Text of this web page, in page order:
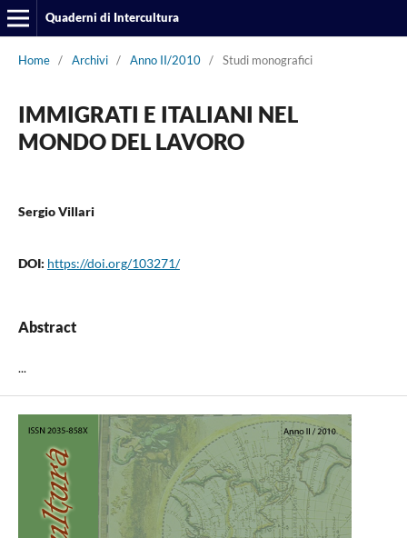
Quaderni di Intercultura
Home / Archivi / Anno II/2010 / Studi monografici
IMMIGRATI E ITALIANI NEL
MONDO DEL LAVORO
Sergio Villari
DOI: https://doi.org/103271/
Abstract
...